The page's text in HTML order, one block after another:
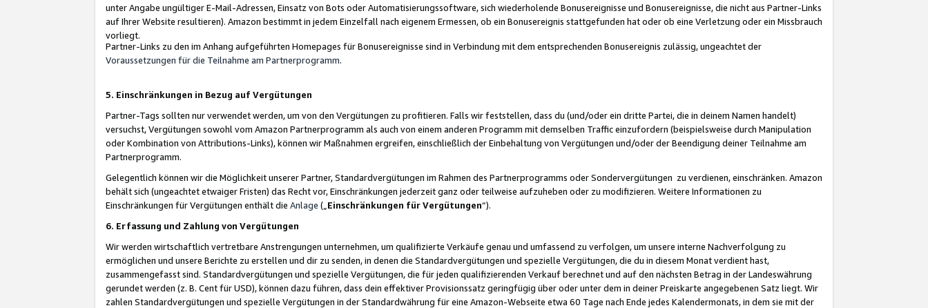
unter Angabe ungültiger E-Mail-Adressen, Einsatz von Bots oder Automatisierungssoftware, sich wiederholende Bonusereignisse und Bonusereignisse, die nicht aus Partner-Links
auf Ihrer Website resultieren). Amazon bestimmt in jedem Einzelfall nach eigenem Ermessen, ob ein Bonusereignis stattgefunden hat oder ob eine Verletzung oder ein Missbrauch
vorliegt.
Partner-Links zu den im Anhang aufgeführten Homepages für Bonusereignisse sind in Verbindung mit dem entsprechenden Bonusereignis zulässig, ungeachtet der
Voraussetzungen für die Teilnahme am Partnerprogramm.
5. Einschränkungen in Bezug auf Vergütungen
Partner-Tags sollten nur verwendet werden, um von den Vergütungen zu profitieren. Falls wir feststellen, dass du (und/oder ein dritte Partei, die in deinem Namen handelt)
versuchst, Vergütungen sowohl vom Amazon Partnerprogramm als auch von einem anderen Programm mit demselben Traffic einzufordern (beispielsweise durch Manipulation
oder Kombination von Attributions-Links), können wir Maßnahmen ergreifen, einschließlich der Einbehaltung von Vergütungen und/oder der Beendigung deiner Teilnahme am
Partnerprogramm.
Gelegentlich können wir die Möglichkeit unserer Partner, Standardvergütungen im Rahmen des Partnerprogramms oder Sondervergütungen zu verdienen, einschränken. Amazon
behält sich (ungeachtet etwaiger Fristen) das Recht vor, Einschränkungen jederzeit ganz oder teilweise aufzuheben oder zu modifizieren. Weitere Informationen zu
Einschränkungen für Vergütungen enthält die Anlage („ Einschränkungen für Vergütungen“).
6. Erfassung und Zahlung von Vergütungen
Wir werden wirtschaftlich vertretbare Anstrengungen unternehmen, um qualifizierte Verkäufe genau und umfassend zu verfolgen, um unsere interne Nachverfolgung zu
ermöglichen und unsere Berichte zu erstellen und dir zu senden, in denen die Standardvergütungen und spezielle Vergütungen, die du in diesem Monat verdient hast,
zusammengefasst sind. Standardvergütungen und spezielle Vergütungen, die für jeden qualifizierenden Verkauf berechnet und auf den nächsten Betrag in der Landeswährung
gerundet werden (z. B. Cent für USD), können dazu führen, dass dein effektiver Provisionssatz geringfügig über oder unter dem in deiner Preiskarte angegebenen Satz liegt. Wir
zahlen Standardvergütungen und spezielle Vergütungen in der Standardwährung für eine Amazon-Webseite etwa 60 Tage nach Ende jedes Kalendermonats, in dem sie mit der